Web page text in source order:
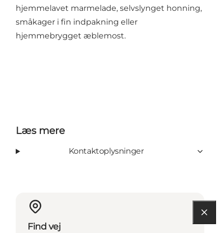
hjemmelavet marmelade, selvslynget honning,
småkager i fin indpakning eller
hjemmebrygget æblemost.
Læs mere
Kontaktoplysninger
Find vej